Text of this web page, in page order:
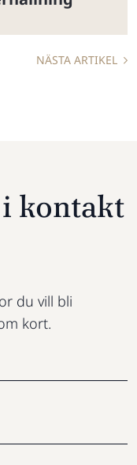
NÄSTA ARTIKEL
kontakt
du vill bli
kort.